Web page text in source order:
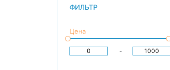
ФИЛЬТР
Цена
-